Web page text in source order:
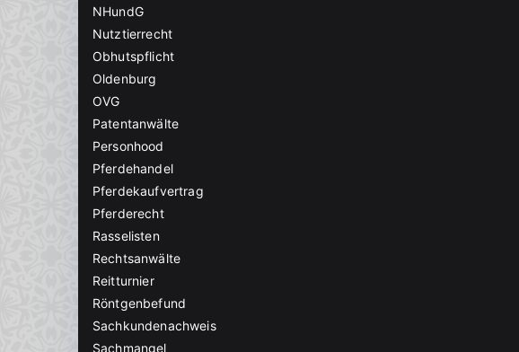
NHundG
Nutztierrecht
Obhutspflicht
Oldenburg
OVG
Patentanwälte
Personhood
Pferdehandel
Pferdekaufvertrag
Pferderecht
Rasselisten
Rechtsanwälte
Reitturnier
Röntgenbefund
Sachkundenachweis
Sachmangel